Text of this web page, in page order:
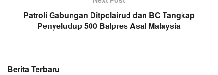
Patroli Gabungan Ditpolairud dan BC Tangkap
Penyeludup 500 Balpres Asal Malaysia
Berita Terbaru